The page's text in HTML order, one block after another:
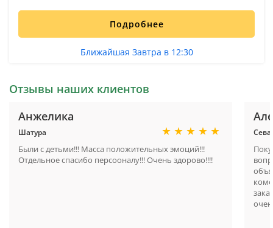
Подробнее
Ближайшая Завтра в 12:30
Отзывы наших клиентов
Анжелика
Шатура
Были с детьми!!! Масса положительных эмоций!!!
Отдельное спасибо персооналу!!! Очень здорово!!!!